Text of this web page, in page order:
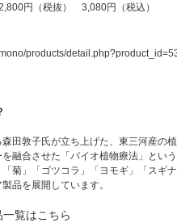
円（税抜） 3,080円（税込）
products/
田敦子氏が立ち上げた、東三河産の
融合させた「バイオ植物療法」とい
菊」「ゴツコラ」「ヨモギ」「スギ
品を展開しています。
覧はこちら